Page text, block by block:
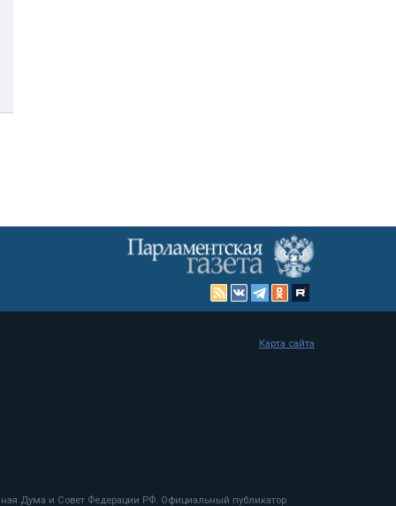
Дума и Совет Федерации РФ. Официальный публикатор
Карта сайта